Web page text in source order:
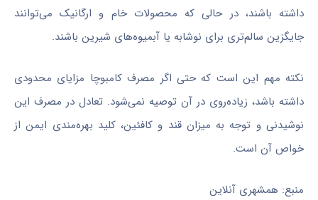
داشته باشند، در حالی که محصولات خام و ارگانیک می‌توانند
جایگزین سالم‌تری برای نوشابه یا آبمیوه‌های شیرین باشند.
نکته مهم این است که حتی اگر مصرف کامبوچا مزایای محدودی
داشته باشد، زیاده‌روی در آن توصیه نمی‌شود. تعادل در مصرف این
نوشیدنی و توجه به میزان قند و کافئین، کلید بهره‌مندی ایمن از
خواص آن است.
منبع: همشهری آنلاین